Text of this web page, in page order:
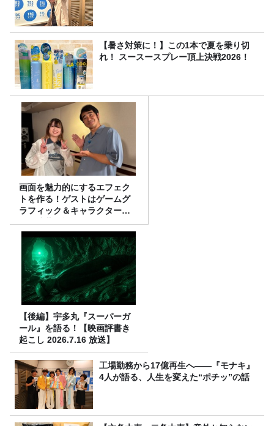
【暑さ対策に！】この1本で夏を乗り切
れ！ スースースプレー頂上決戦2026！
画面を魅力的にするエフェク
トを作る！ゲストはゲームグ
ラフィック＆キャラクター専
攻の遠藤里桜さん！
【後編】宇多丸『スーパーガ
ール』を語る！【映画評書き
起こし 2026.7.16 放送】
工場勤務から17億再生へ——『モナキ』
4人が語る、人生を変えた“ポチッ”の話